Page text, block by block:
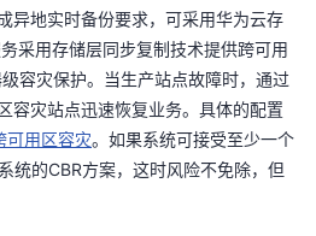
异地实时备份要求，可采用华为云存
采用存储层同步复制技术提供跨可用
容灾保护。当生产站点故障时，通过
容灾站点迅速恢复业务。具体的配置
可用区容灾。如果系统可接受至少一个
统的CBR方案，这时风险不免除，但